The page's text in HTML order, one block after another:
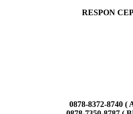
RESPON
0878-8372-8740 (